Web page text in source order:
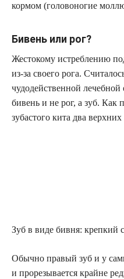
кормом (головоногие
Бивень или рог?
Жестокому истреблению
из-за своего рога.
чудодейственной
бивень и не рог, а зуб. Как
зубастого кита два верхних
Зуб в виде бивня: крепкий
Обычно правый зуб и у
и прорезывается крайне